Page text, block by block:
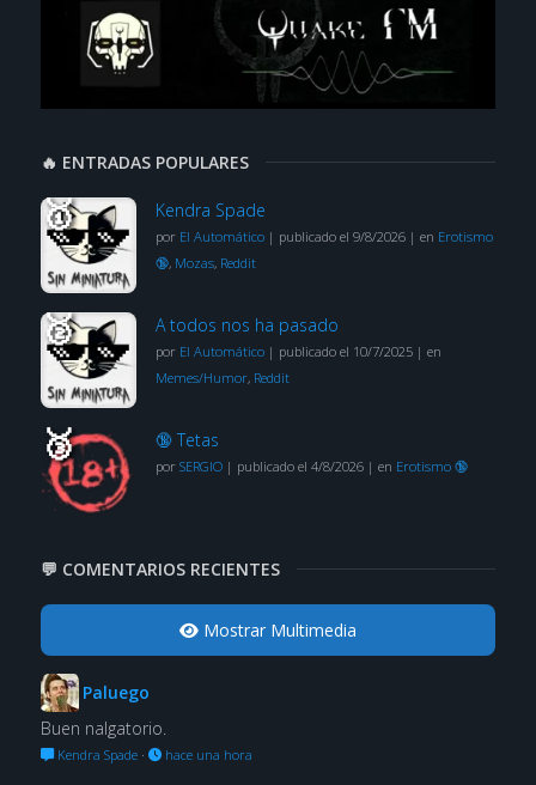
🔥 ENTRADAS POPULARES
Kendra Spade
por El Automático| publicado el 9/8/2026| en Erotismo
🔞, Mozas, Reddit
A todos nos ha pasado
por El Automático| publicado el 10/7/2025| en
Memes/Humor, Reddit
🔞 Tetas
por SERGIO| publicado el 4/8/2026| en Erotismo 🔞
💬 COMENTARIOS RECIENTES
Mostrar Multimedia
Paluego
Buen nalgatorio.
Kendra Spade· hace una hora